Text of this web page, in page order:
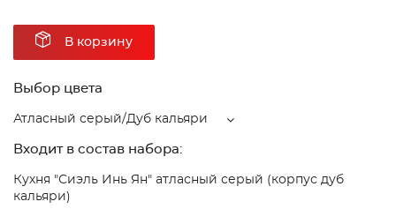
В корзину
Выбор цвета
Атласный серый/Дуб кальяри
Входит в состав набора:
Кухня "Сиэль Инь Ян" атласный серый (корпус дуб
кальяри)